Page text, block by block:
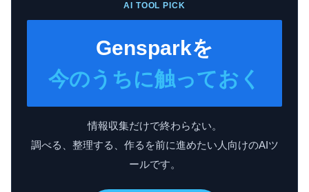
AI TOOL PICK
Gensparkを
今のうちに触っておく
情報収集だけで終わらない。
調べる、整理する、作るを前に進めたい人向けのAIツ
ールです。